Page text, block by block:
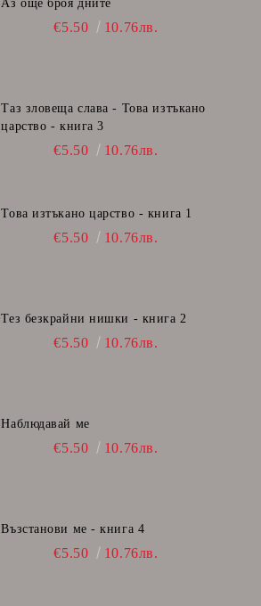
Аз още броя дните
€5.50 10.76лв.
Таз зловеща слава - Това изтъкано
царство - книга 3
€5.50 10.76лв.
Това изтъкано царство - книга 1
€5.50 10.76лв.
Тез безкрайни нишки - книга 2
€5.50 10.76лв.
Наблюдавай ме
€5.50 10.76лв.
Възстанови ме - книга 4
€5.50 10.76лв.